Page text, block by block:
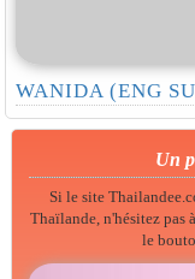
WANIDA (ENG
Un
Si le site
Thaïlande, n'hésitez pas
le